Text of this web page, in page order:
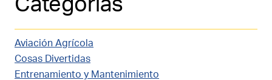
LANE
BRASIL
Categorías
Aviación Agrícola
Cosas Divertidas
Entrenamiento y Mantenimiento